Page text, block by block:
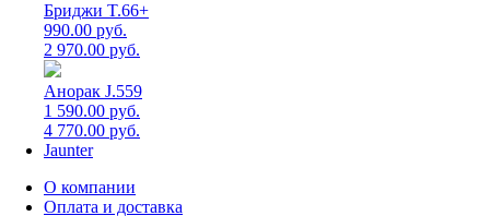
Бриджи T.66+
990.00 руб.
2 970.00 руб.
Анорак J.559
1 590.00 руб.
4 770.00 руб.
Jaunter
О компании
Оплата и доставка